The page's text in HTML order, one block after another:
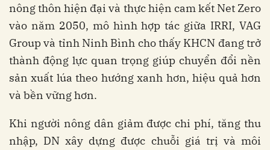
nông thôn hiện đại và thực hiện cam kết Net Zero
vào năm 2050, mô hình hợp tác giữa IRRI, VAG
Group và tỉnh Ninh Bình cho thấy KHCN đang trở
thành động lực quan trọng giúp chuyển đổi nền
sản xuất lúa theo hướng xanh hơn, hiệu quả hơn
và bền vững hơn.
Khi người nông dân giảm được chi phí, tăng thu
nhập, DN xây dựng được chuỗi giá trị và môi